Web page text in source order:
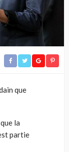
que
la
partie